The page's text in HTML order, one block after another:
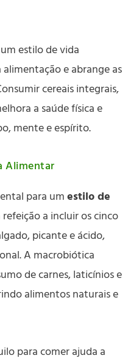
estilo de vida
e abrange as
cereais integrais,
a saúde física e
mente e espírito.
Alimentar
para umestilo de
a incluir os cinco
picante e ácido,
A macrobiótica
de carnes, laticínios e
alimentos naturais e
para comer ajuda a